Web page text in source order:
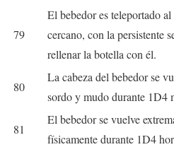
79
El bebedor es teleportado
cercano, con la persistente
rellenar la botella con él.
80
La cabeza del bebedor se
sordo y mudo durante 1D4
81
El bebedor se vuelve
físicamente durante 1D4